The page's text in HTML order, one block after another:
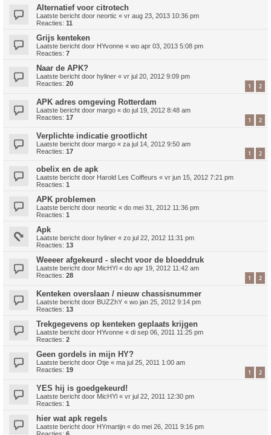
Alternatief voor citrotech
Laatste bericht door neortic « vr aug 23, 2013 10:36 pm
Reacties: 11
Grijs kenteken
Laatste bericht door HYvonne « wo apr 03, 2013 5:08 pm
Reacties: 7
Naar de APK?
Laatste bericht door hyliner « vr jul 20, 2012 9:09 pm
Reacties: 20 1 2
APK adres omgeving Rotterdam
Laatste bericht door margo « do jul 19, 2012 8:48 am
Reacties: 17 1 2
Verplichte indicatie grootlicht
Laatste bericht door margo « za jul 14, 2012 9:50 am
Reacties: 17 1 2
obelix en de apk
Laatste bericht door Harold Les Coiffeurs « vr jun 15, 2012 7:21 pm
Reacties: 1
APK problemen
Laatste bericht door neortic « do mei 31, 2012 11:36 pm
Reacties: 1
Apk
Laatste bericht door hyliner « zo jul 22, 2012 11:31 pm
Reacties: 13
Weeeer afgekeurd - slecht voor de bloeddruk
Laatste bericht door MicHYl « do apr 19, 2012 11:42 am
Reacties: 28 1 2
Kenteken overslaan / nieuw chassisnummer
Laatste bericht door BUZZhY « wo jan 25, 2012 9:14 pm
Reacties: 13
Trekgegevens op kenteken geplaats krijgen
Laatste bericht door HYvonne « di sep 06, 2011 11:25 pm
Reacties: 2
Geen gordels in mijn HY?
Laatste bericht door Otje « ma jul 25, 2011 1:00 am
Reacties: 19 1 2
YES hij is goedgekeurd!
Laatste bericht door MicHYl « vr jul 22, 2011 12:30 pm
Reacties: 1
hier wat apk regels
Laatste bericht door HYmartijn « do mei 26, 2011 9:16 pm
Reacties: 6